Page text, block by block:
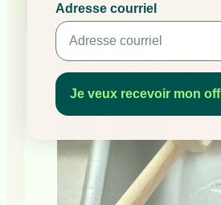
Adresse courriel
Je veux recevoir mon